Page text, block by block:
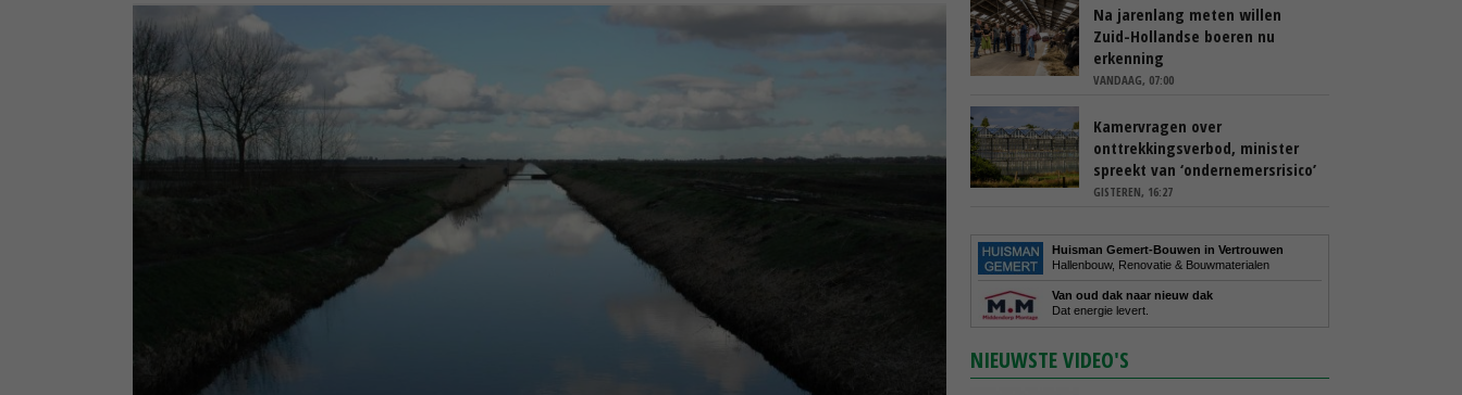
Na jarenlang meten willen
Zuid-Hollandse boeren nu
erkenning
VANDAAG, 07:00
Kamervragen over
onttrekkingsverbod, minister
spreekt van ‘ondernemersrisico’
GISTEREN, 16:27
Huisman Gemert-Bouwen in Vertrouwen
Hallenbouw, Renovatie & Bouwmaterialen
Van oud dak naar nieuw dak
Dat energie levert.
NIEUWSTE VIDEO'S